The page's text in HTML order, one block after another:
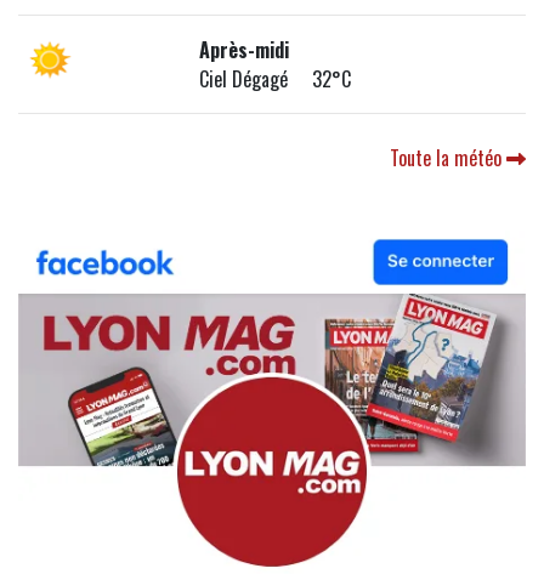
Après-midi
Ciel Dégagé 32°C
Toute la météo